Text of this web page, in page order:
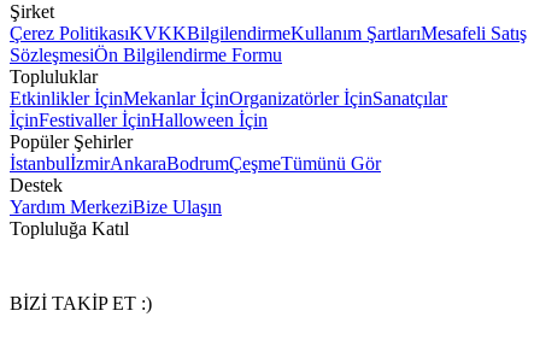
Şirket
Çerez PolitikasıKVKKBilgilendirmeKullanım ŞartlarıMesafeli Satış
SözleşmesiÖn Bilgilendirme Formu
Topluluklar
Etkinlikler İçinMekanlar İçinOrganizatörler İçinSanatçılar
İçinFestivaller İçinHalloween İçin
Popüler Şehirler
İstanbulİzmirAnkaraBodrumÇeşmeTümünü Gör
Destek
Yardım MerkeziBize Ulaşın
Topluluğa Katıl
BİZİ TAKİP ET :)